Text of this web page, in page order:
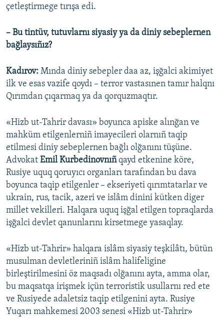
çetleştirmege tırışa edi.
– Bu tintüv, tutuvlarnı siyasiy ya da diniy sebeplernen
bağlaysıñız?
Kadırov: Mında diniy sebepler daa az, işğalci akimiyet
ilk ve esas vazife qoydı – terror vastasınen tamır halqnı
Qırımdan çıqarmaq ya da qorquzmaqtır.
«Hizb ut-Tahrir davası» boyunca apiske alınğan ve
mahküm etilgenlerniñ imayecileri olarnıñ taqip
etilmesi diniy sebeplernen bağlı olğanını tüşüne.
Advokat Emil Kurbedinovnıñqayd etkenine köre,
Rusiye uquq qoruyıcı organları tarafından bu dava
boyunca taqip etilgenler – ekseriyeti qırımtatarlar ve
ukrain, rus, tacik, azeri ve islâm dinini kütken diger
millet vekilleri. Halqara uquq işğal etilgen topraqlarda
işğalci devlet qanunlarını kirsetmege yasaqlay.
«Hizb ut-Tahrir» halqara islâm siyasiy teşkilâtı, bütün
musulman devletleriniñ islâm halifeligine
birleştirilmesini öz maqsadı olğanını ayta, amma olar,
bu maqsatqa irişmek içün terroristik usullarnı red ete
ve Rusiyede adaletsiz taqip etilgenini ayta. Rusiye
Yuqarı mahkemesi 2003 senesi «Hizb ut-Tahrir»